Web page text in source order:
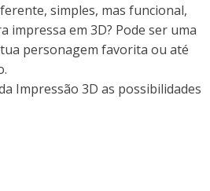
simples, mas funcional,
impressa em 3D? Pode ser uma
personagem favorita ou até
Impressão 3D as possibilidades